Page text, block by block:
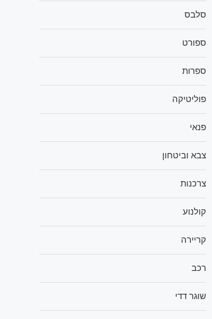
סלבס
ספורט
ספרות
פוליטיקה
פנאי
צבא וביטחון
צרכנות
קולנוע
קריירה
רכב
שוגר דדי